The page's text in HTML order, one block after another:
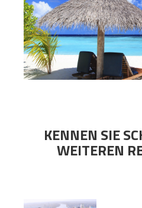
KENNEN SIE
WEITEREN